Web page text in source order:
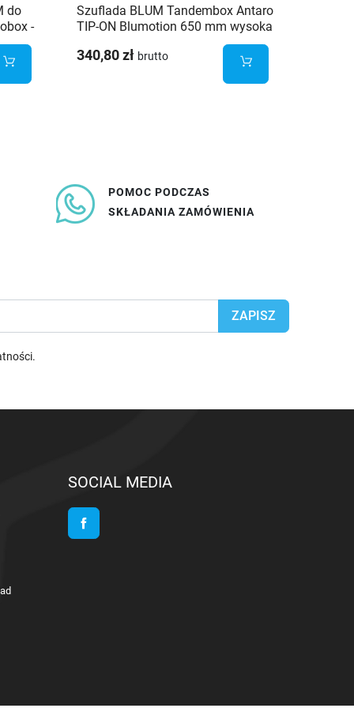
do
-
Szuflada BLUM Tandembox Antaro
TIP-ON Blumotion 650 mm wysoka
340,80 zł brutto
POMOC PODCZAS
SKŁADANIA ZAMÓWIENIA
.
SOCIAL MEDIA
Facebook